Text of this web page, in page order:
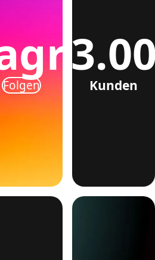
Folgen Kunden